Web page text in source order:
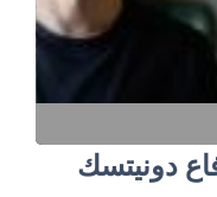
دونيتسك